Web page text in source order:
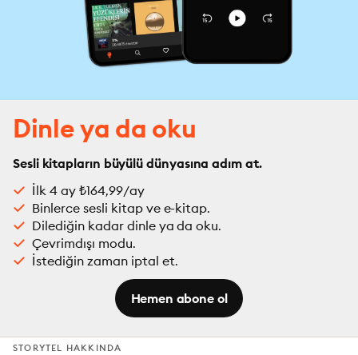
Dinle ya da oku
Sesli kitapların büyülü dünyasına adım at.
İlk 4 ay ₺164,99/ay
Binlerce sesli kitap ve e-kitap.
Dilediğin kadar dinle ya da oku.
Çevrimdışı modu.
İstediğin zaman iptal et.
Hemen abone ol
STORYTEL HAKKINDA